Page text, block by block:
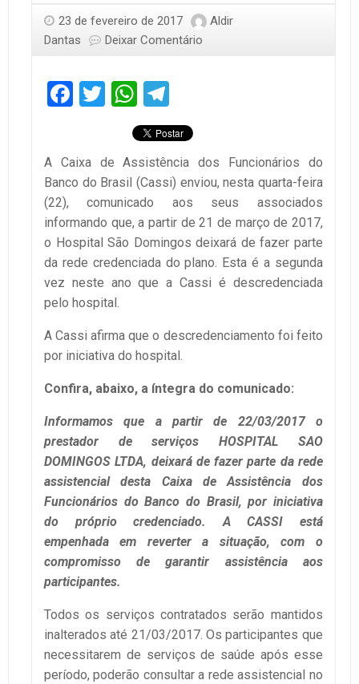
23 de fevereiro de 2017
Aldir
Dantas
Deixar Comentário
Facebook
TwitterWhatsApp
A Caixa de Assistência dos Funcionários do
Banco do Brasil (Cassi) enviou, nesta quarta-feira
(22), comunicado aos seus associados
informando que, a partir de 21 de março de 2017,
o Hospital São Domingos deixará de fazer parte
da rede credenciada do plano. Esta é a segunda
vez neste ano que a Cassi é descredenciada
pelo hospital.
A Cassi afirma que o descredenciamento foi feito
por iniciativa do hospital.
Confira, abaixo, a íntegra do comunicado:
Informamos que a partir de 22/03/2017 o
prestador de serviços HOSPITAL SAO
DOMINGOS LTDA, deixará de fazer parte da rede
assistencial desta Caixa de Assistência dos
Funcionários do Banco do Brasil, por iniciativa
do próprio credenciado. A CASSI está
empenhada em reverter a situação, com o
compromisso de garantir assistência aos
participantes.
Todos os serviços contratados serão mantidos
inalterados até 21/03/2017. Os participantes que
necessitarem de serviços de saúde após esse
período, poderão consultar a rede assistencial no